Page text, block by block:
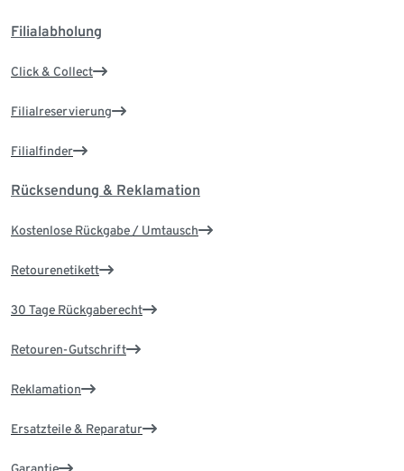
Filialabholung
Click & Collect
Filialreservierung
Filialfinder
Rücksendung & Reklamation
Kostenlose Rückgabe / Umtausch
Retourenetikett
30 Tage Rückgaberecht
Retouren-Gutschrift
Reklamation
Ersatzteile & Reparatur
Garantie